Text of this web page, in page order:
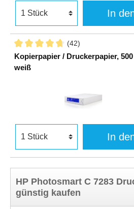
In
(42)
Kopierpapier / Druckerpapier,
weiß
In
HP Photosmart C 7283
günstig kaufen